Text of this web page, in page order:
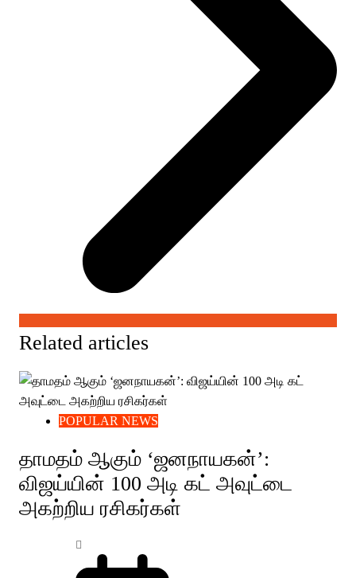
Related articles
POPULAR NEWS
தாமதம் ஆகும் ‘ஜனநாயகன்’:
விஜய்யின் 100 அடி கட் அவுட்டை
அகற்றிய ரசிகர்கள்